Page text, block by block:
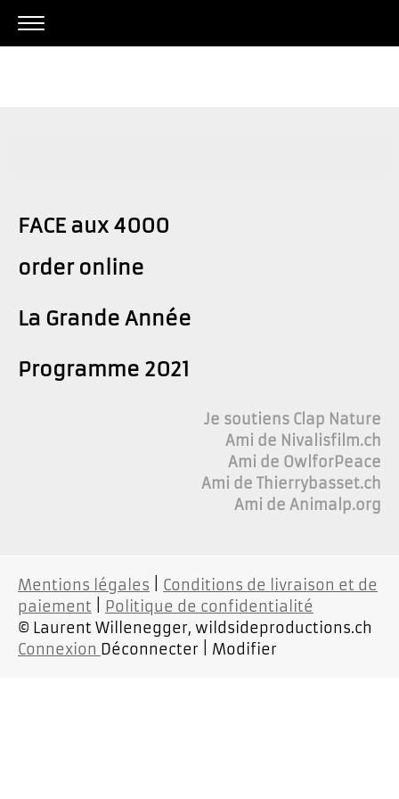
FACE aux 4000
order online
La Grande Année
Programme 2021
Je soutiens Clap Nature
Ami de Nivalisfilm.ch
Ami de OwlforPeace
Ami de Thierrybasset.ch
Ami de Animalp.org
Mentions légales
Conditions de livraison et de
paiement
Politique de confidentialité
© Laurent Willenegger, wildsideproductions.ch
Connexion Déconnecter | Modifier